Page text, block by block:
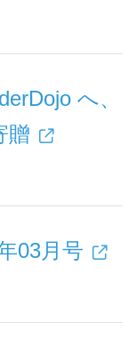
へ、
贈
03月号